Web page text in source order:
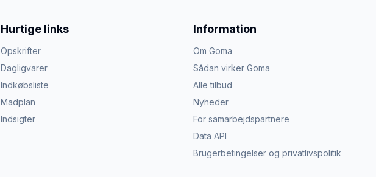
Hurtige links
Opskrifter
Dagligvarer
Indkøbsliste
Madplan
Indsigter
Information
Om Goma
Sådan virker Goma
Alle tilbud
Nyheder
For samarbejdspartnere
Data API
Brugerbetingelser og privatlivspolitik